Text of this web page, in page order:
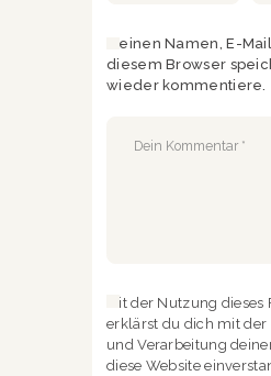
Meinen Namen, E-
diesem Browser
wieder kommentiere.
Mit der Nutzung
erklärst du dich mit der
und Verarbeitung
diese Website